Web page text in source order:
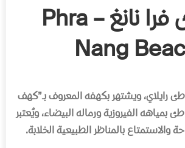
شاطئ فرا نانغ – Phra
Nang
رايلاي، ويشتهر بكهفه المعروف بـ”كهف
بمياهه الفيروزية ورماله البيضاء، ويُعتبر
والاستمتاع بالمناظر الطبيعية الخلابة.